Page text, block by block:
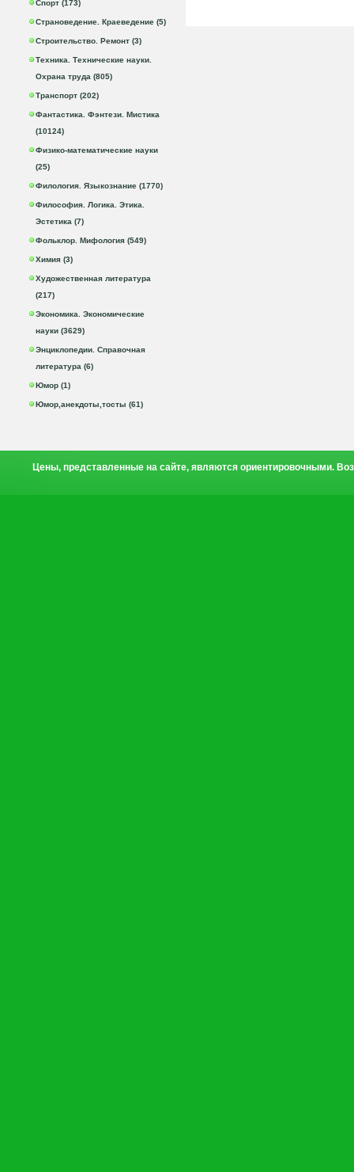
Спорт (173)
Страноведение. Краеведение (5)
Строительство. Ремонт (3)
Техника. Технические науки.
Охрана труда (805)
Транспорт (202)
Фантастика. Фэнтези. Мистика
(10124)
Физико-математические науки
(25)
Филология. Языкознание (1770)
Философия. Логика. Этика.
Эстетика (7)
Фольклор. Мифология (549)
Химия (3)
Художественная литература
(217)
Экономика. Экономические
науки (3629)
Энциклопедии. Справочная
литература (6)
Юмор (1)
Юмор,анекдоты,тосты (61)
Цены, представленные на сайте, являются ориентировочными.